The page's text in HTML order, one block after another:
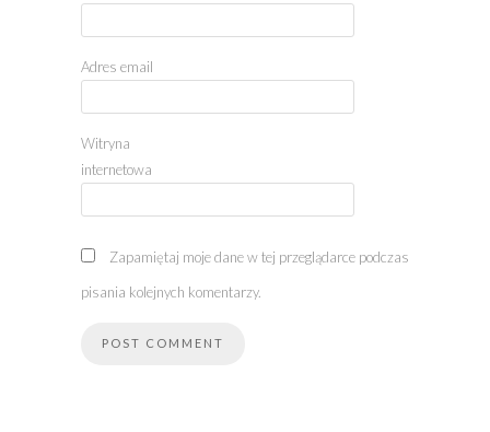
Adres email
Witryna
internetowa
Zapamiętaj moje dane w tej przeglądarce podczas
pisania kolejnych komentarzy.